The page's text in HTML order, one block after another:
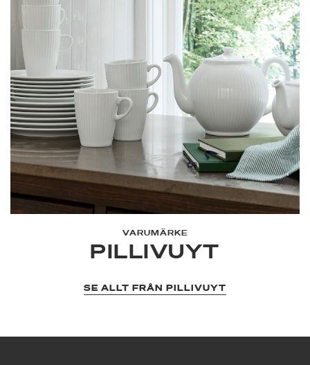
VARUMÄRKE
PILLIVUYT
SE ALLT FRÅN PILLIVUYT